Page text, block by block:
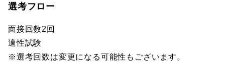
選考フロー
面接回数2回
適性試験
※選考回数は変更になる可能性もございます。